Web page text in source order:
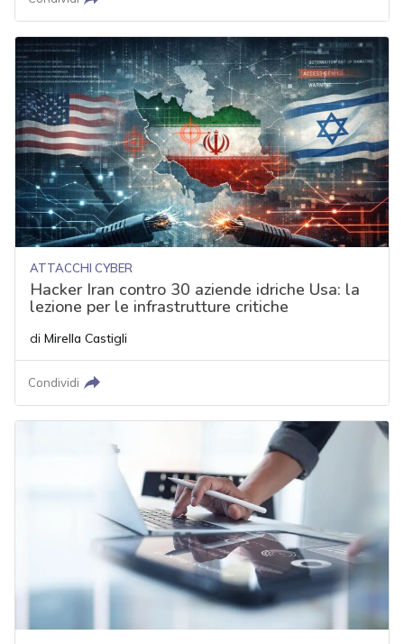
ATTACCHI CYBER
Hacker Iran contro 30 aziende idriche Usa: la
lezione per le infrastrutture critiche
di Mirella Castigli
Condividi